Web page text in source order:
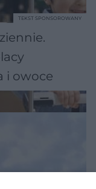
i owoce
TEKST SPONSOROWANY